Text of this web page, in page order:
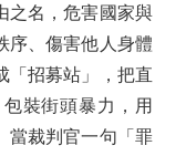
名，危害國家與
序、傷害他人身體
「招募站」，把直
裝街頭暴力，用
當裁判官一句「罪